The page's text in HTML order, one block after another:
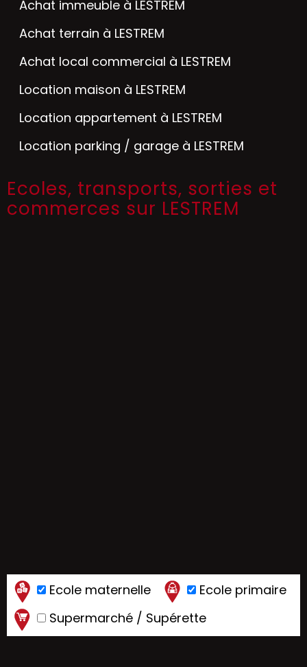
Achat immeuble à LESTREM
Achat terrain à LESTREM
Achat local commercial à LESTREM
Location maison à LESTREM
Location appartement à LESTREM
Location parking / garage à LESTREM
Ecoles, transports, sorties et
commerces sur LESTREM
Ecole maternelle
Ecole primaire
Supermarché / Supérette